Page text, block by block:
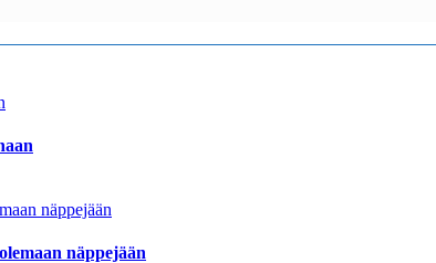
näppejään